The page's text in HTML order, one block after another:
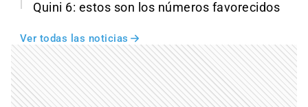
Quini 6: estos son los números favorecidos
Ver todas las noticias